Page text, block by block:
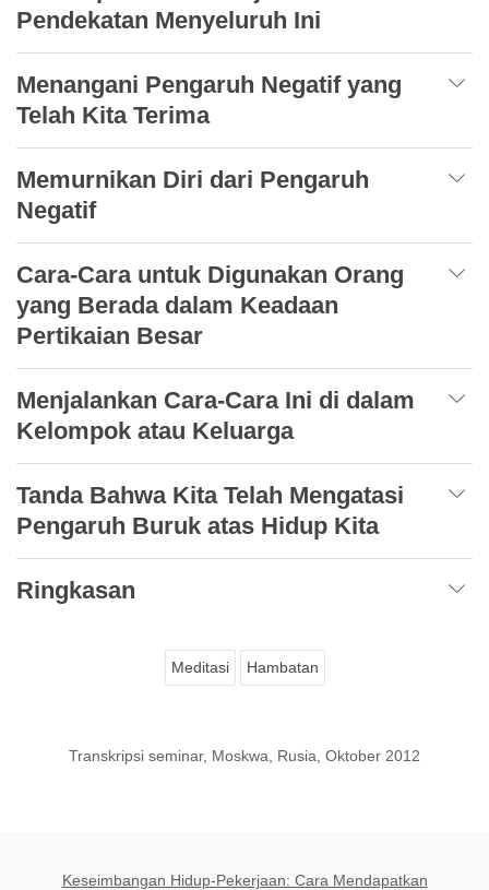
Pendekatan Menyeluruh Ini
Menangani Pengaruh Negatif yang
Telah Kita Terima
Memurnikan Diri dari Pengaruh
Negatif
Cara-Cara untuk Digunakan Orang
yang Berada dalam Keadaan
Pertikaian Besar
Menjalankan Cara-Cara Ini di dalam
Kelompok atau Keluarga
Tanda Bahwa Kita Telah Mengatasi
Pengaruh Buruk atas Hidup Kita
Ringkasan
Meditasi Hambatan
Transkripsi seminar, Moskwa, Rusia, Oktober 2012
Keseimbangan Hidup-Pekerjaan: Cara Mendapatkan